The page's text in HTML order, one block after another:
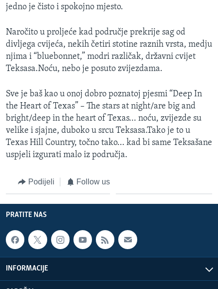
jedno je čisto i spokojno mjesto.
Naročito u proljeće kad područje prekrije sag od
divljega cvijeća, nekih četiri stotine raznih vrsta, medju
njima i “bluebonnet,” modri različak, državni cvijet
Teksasa.Noću, nebo je posuto zvijezdama.
Sve je baš kao u onoj dobro poznatoj pjesmi “Deep In
the Heart of Texas” – The stars at night/are big and
bright/deep in the heart of Texas... noću, zvijezde su
velike i sjajne, duboko u srcu Teksasa.Tako je to u
Texas Hill Country, točno tako... kad bi same Teksašane
uspjeli izgurati malo iz područja.
Podijeli Follow us
PRATITE NAS
INFORMACIJE